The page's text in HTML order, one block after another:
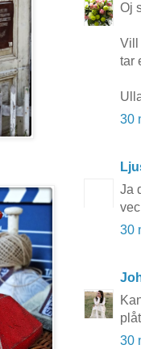
Oj
Vill
tar
30
Ja
30
30